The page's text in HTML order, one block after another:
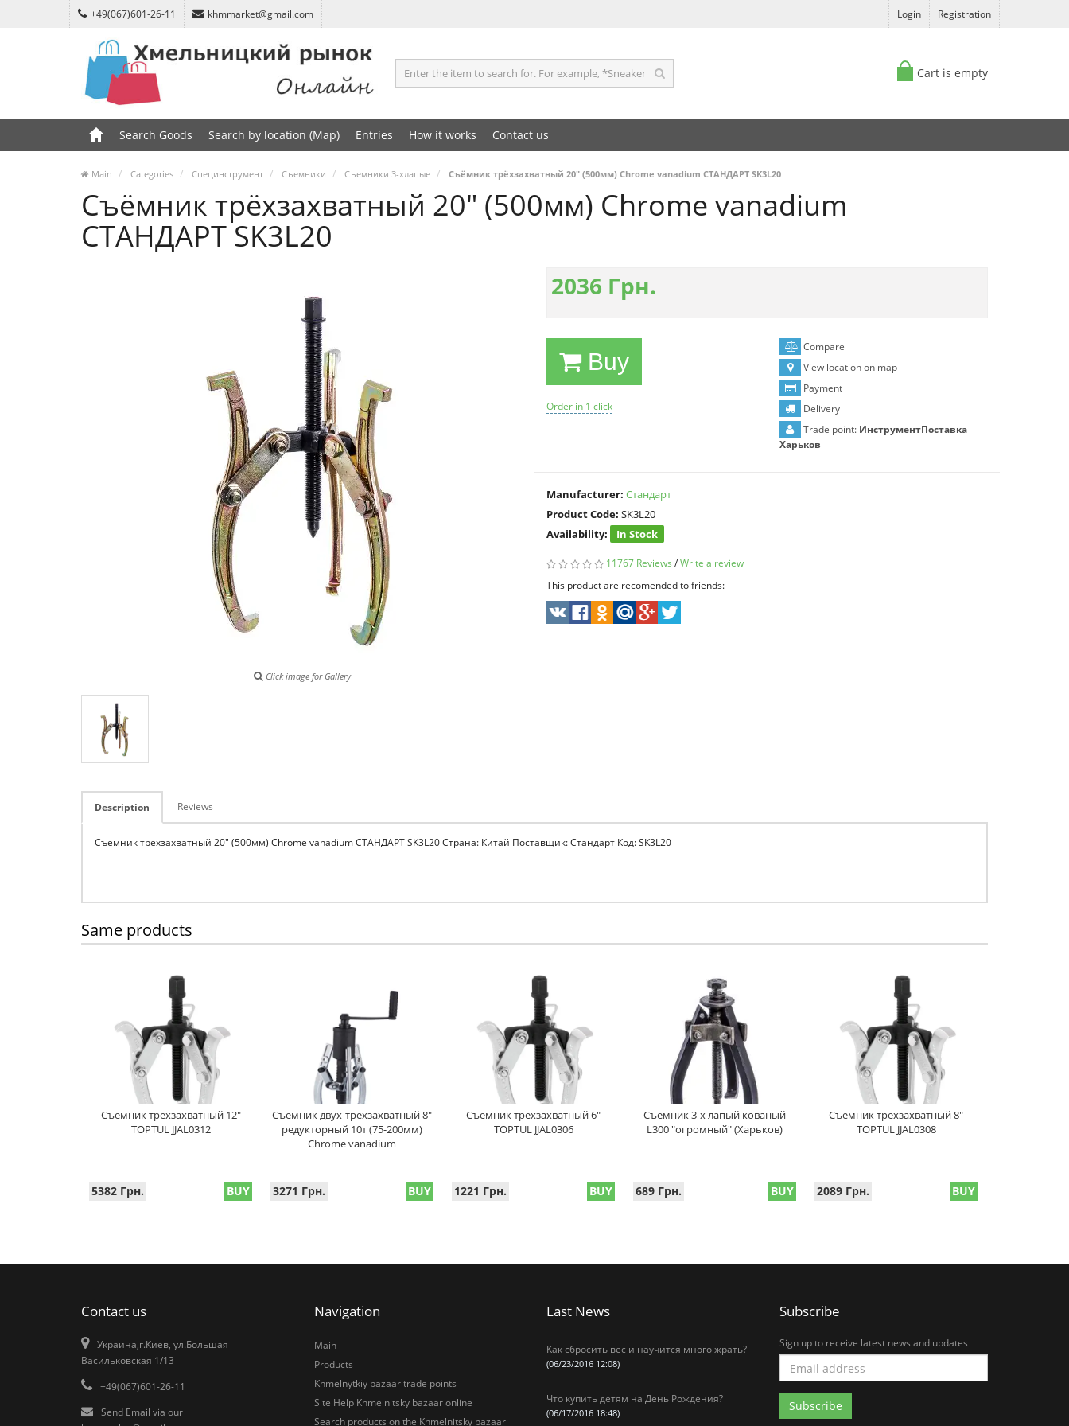
+49(067)601-26-11 khmmarket@gmail.com Login Registration
Cart is empty
Search Goods Search by location (Map) Entries How it works Contact us
Main Categories Специнструмент Съемники Съемники 3-хлапые Съёмник трёхзахватный 20" (500мм) Chrome vanadium СТАНДАРТ SK3L20
Съёмник трёхзахватный 20" (500мм) Chrome vanadium
СТАНДАРТ SK3L20
Click image for Gallery
2036 Грн.
Buy
Order in 1 click
Compare
View location on map
Payment
Delivery
Trade point: ИнструментПоставка
Харьков
Manufacturer: Стандарт
Product Code: SK3L20
Availability:
In Stock
11767 Reviews /Write a review
This product are recomended to friends:
Description Reviews
Съёмник трёхзахватный 20" (500мм) Chrome vanadium СТАНДАРТ SK3L20 Страна: Китай Поставщик: Стандарт Код: SK3L20
Same products
Съёмник трёхзахватный 12"
TOPTUL JJAL0312
5382 Грн. BUY
Съёмник двух-трёхзахватный 8"
редукторный 10т (75-200мм)
Chrome vanadium
3271 Грн. BUY
Съёмник трёхзахватный 6"
TOPTUL JJAL0306
1221 Грн. BUY
Съёмник 3-х лапый кованый
L300 "огромный" (Харьков)
689 Грн. BUY
Съёмник трёхзахватный 8"
TOPTUL JJAL0308
2089 Грн. BUY
Contact us
Украина,г.Киев, ул.Большая
Васильковская 1/13
+49(067)601-26-11
Send Email via our
Navigation
Main
Products
Khmelnytkiy bazaar trade points
Site Help Khmelnitsky bazaar online
Search products on the Khmelnitsky bazaar
Last News
Как сбросить вес и научится много жрать?
(06/23/2016 12:08)
Что купить детям на День Рождения?
(06/17/2016 18:48)
Subscribe
Sign up to receive latest news and updates